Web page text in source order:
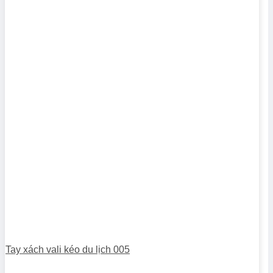
Tay xách vali kéo du lịch 005